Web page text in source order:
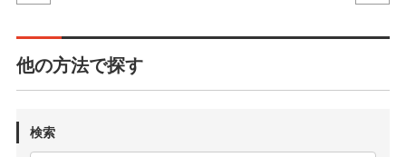
他の方法で探す
検索